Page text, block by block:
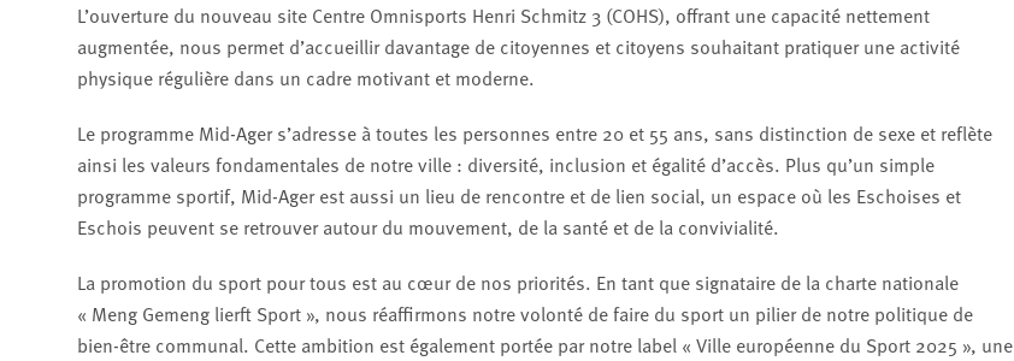
L’ouverture du nouveau site Centre Omnisports Henri Schmitz 3 (COHS), offrant une capacité nettement
augmentée, nous permet d’accueillir davantage de citoyennes et citoyens souhaitant pratiquer une activité
physique régulière dans un cadre motivant et moderne.
Le programme Mid-Ager s’adresse à toutes les personnes entre 20 et 55 ans, sans distinction de sexe et reflète
ainsi les valeurs fondamentales de notre ville : diversité, inclusion et égalité d’accès. Plus qu’un simple
programme sportif, Mid-Ager est aussi un lieu de rencontre et de lien social, un espace où les Eschoises et
Eschois peuvent se retrouver autour du mouvement, de la santé et de la convivialité.
La promotion du sport pour tous est au cœur de nos priorités. En tant que signataire de la charte nationale
« Meng Gemeng lierft Sport », nous réaffirmons notre volonté de faire du sport un pilier de notre politique de
bien-être communal. Cette ambition est également portée par notre label « Ville européenne du Sport 2025 », une